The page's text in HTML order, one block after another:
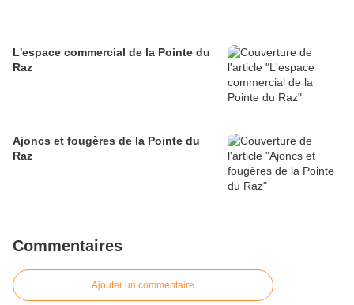
L'espace commercial de la Pointe du
Raz
Ajoncs et fougères de la Pointe du
Raz
Commentaires
Ajouter un commentaire